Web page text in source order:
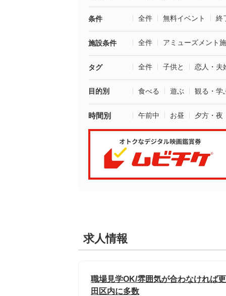
条件 全件 無料イベント 終
施設条件 全件 アミューズメント
タグ 全件 子供と 恋人・夫
目的別 食べる 遊ぶ 観る・学
時間別 午前中 お昼 夕方・夜
求人情報
職場見学OK/雰囲気が合わなければ
田区内に多数